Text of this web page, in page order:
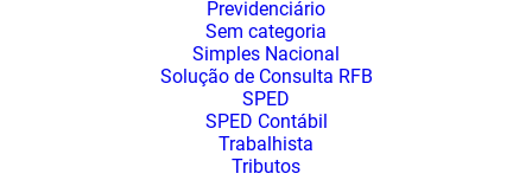
Previdenciário
Sem categoria
Simples Nacional
Solução de Consulta RFB
SPED
SPED Contábil
Trabalhista
Tributos